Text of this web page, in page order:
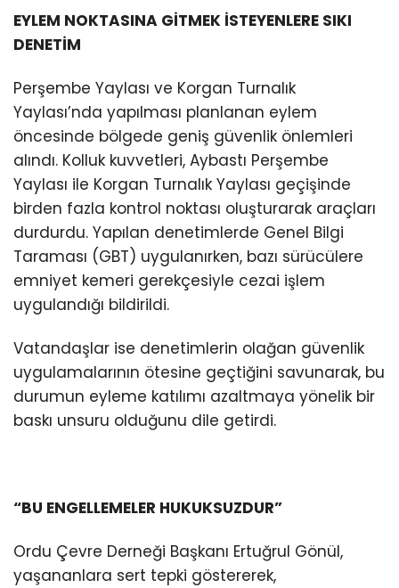
EYLEM NOKTASINA GİTMEK İSTEYENLERE SIKI
DENETİM
Perşembe Yaylası ve Korgan Turnalık
Yaylası’nda yapılması planlanan eylem
öncesinde bölgede geniş güvenlik önlemleri
alındı. Kolluk kuvvetleri, Aybastı Perşembe
Yaylası ile Korgan Turnalık Yaylası geçişinde
birden fazla kontrol noktası oluşturarak araçları
durdurdu. Yapılan denetimlerde Genel Bilgi
Taraması (GBT) uygulanırken, bazı sürücülere
emniyet kemeri gerekçesiyle cezai işlem
uygulandığı bildirildi.
Vatandaşlar ise denetimlerin olağan güvenlik
uygulamalarının ötesine geçtiğini savunarak, bu
durumun eyleme katılımı azaltmaya yönelik bir
baskı unsuru olduğunu dile getirdi.
“BU ENGELLEMELER HUKUKSUZDUR”
Ordu Çevre Derneği Başkanı Ertuğrul Gönül,
yaşananlara sert tepki göstererek,